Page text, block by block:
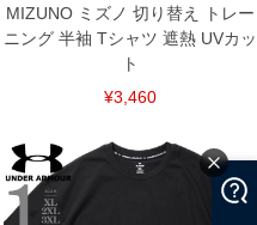
MIZUNO ミズノ 切り替え トレー
ニング 半袖 Tシャツ 遮熱 UVカッ
ト
¥3,460